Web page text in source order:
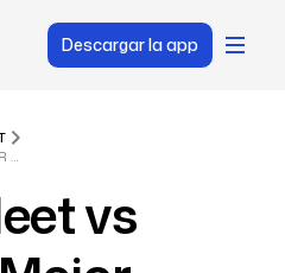
Descargar la app
GOOGLE MEET VS ZOOM: LA MEJOR OPCIÓN DE VIDEOCONFERENCIA
vs